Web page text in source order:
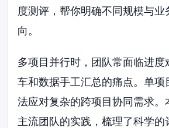
度测评，帮你明确不同规模与业
向。
多项目并行时，团队常面临进度
车和数据手工汇总的痛点。单项
法应对复杂的跨项目协同需求
主流团队的实践，梳理了科学的